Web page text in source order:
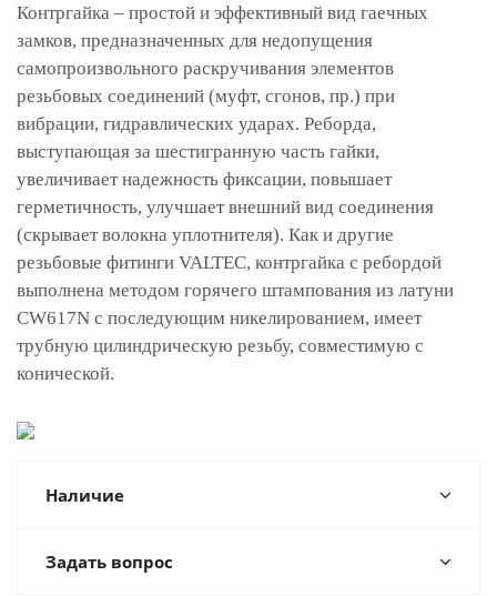
Контргайка – простой и эффективный вид гаечных
замков, предназначенных для недопущения
самопроизвольного раскручивания элементов
резьбовых соединений (муфт, сгонов, пр.) при
вибрации, гидравлических ударах. Реборда,
выступающая за шестигранную часть гайки,
увеличивает надежность фиксации, повышает
герметичность, улучшает внешний вид соединения
(скрывает волокна уплотнителя). Как и другие
резьбовые фитинги VALTEC, контргайка с ребордой
выполнена методом горячего штампования из латуни
CW617N с последующим никелированием, имеет
трубную цилиндрическую резьбу, совместимую с
конической.
Наличие
Задать вопрос